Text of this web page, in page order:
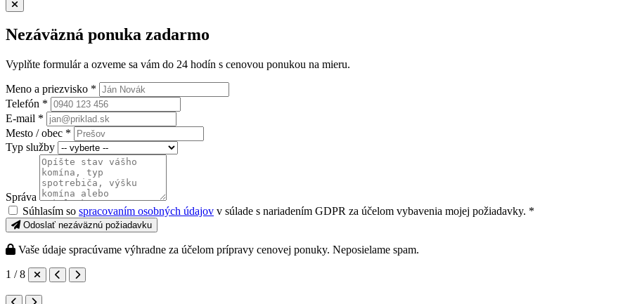
Nezáväzná ponuka zadarmo
Vyplňte formulár a ozveme sa vám do 24 hodín s cenovou ponukou na mieru.
Meno a priezvisko *
Telefón *
E-mail *
Mesto / obec *
Typ služby
Správa
Súhlasím so spracovaním osobných údajov v súlade s nariadením GDPR za účelom vybavenia mojej požiadavky. *
Odoslať nezáväznú požiadavku
Vaše údaje spracúvame výhradne za účelom prípravy cenovej ponuky. Neposielame spam.
1 / 8